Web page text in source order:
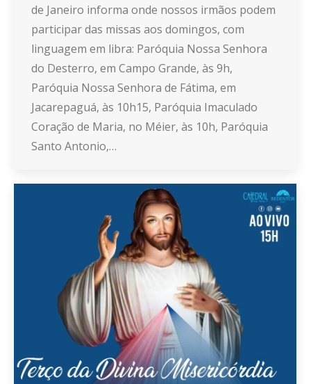
de Janeiro informa onde nossos irmãos podem
participar das missas aos domingos, com
linguagem em libra: Paróquia Nossa Senhora
do Desterro, em Campo Grande, às 9h,
Paróquia Nossa Senhora de Fátima, em
Jacarepaguá, às 10h15, Paróquia Imaculado
Coração de Maria, no Méier, às 10h, Paróquia
Santo Antonio,…